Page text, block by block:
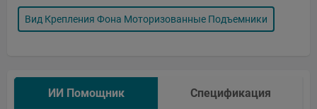
Вид Крепления Фона Моторизованные Подъемники
ИИ Помощник Спецификация